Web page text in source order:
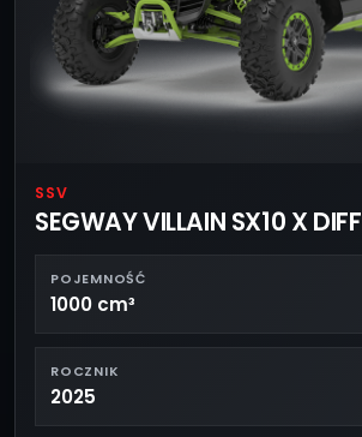
SSV
SEGWAY VILLAIN SX10 X DIFF
POJEMNOŚĆ
1000 cm³
ROCZNIK
2025